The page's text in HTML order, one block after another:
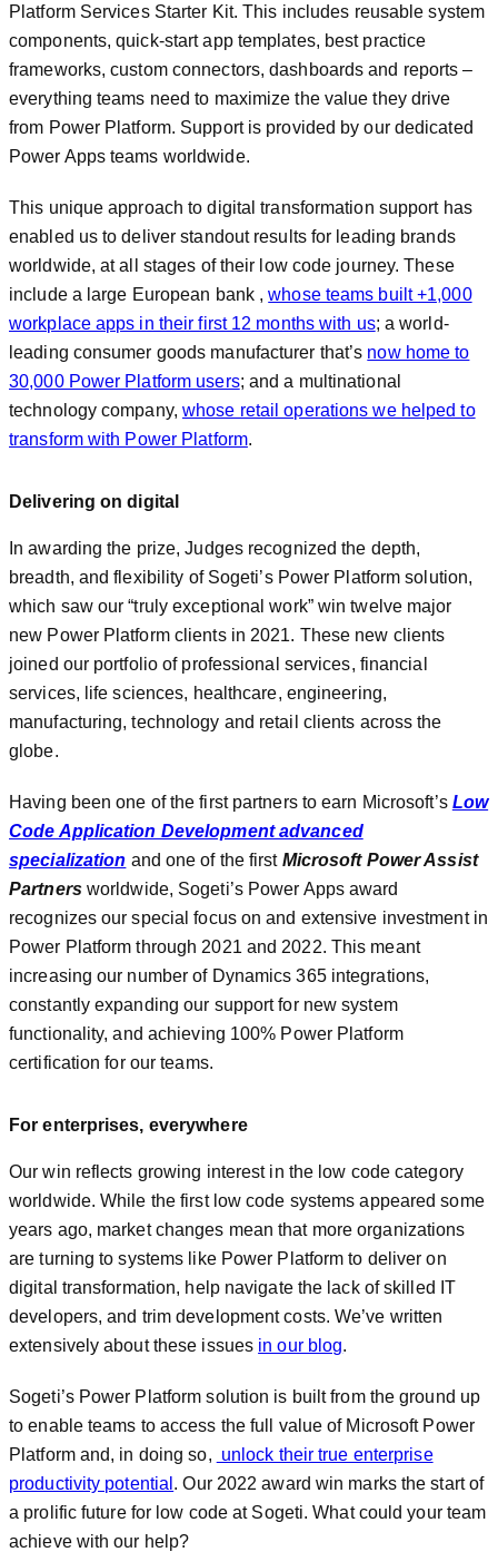
Platform Services Starter Kit. This includes reusable system
components, quick-start app templates, best practice
frameworks, custom connectors, dashboards and reports –
everything teams need to maximize the value they drive
from Power Platform. Support is provided by our dedicated
Power Apps teams worldwide.
This unique approach to digital transformation support has
enabled us to deliver standout results for leading brands
worldwide, at all stages of their low code journey. These
include a large European bank ,whose teams built +1,000
workplace apps in their first 12 months with us; a world-
leading consumer goods manufacturer that’s now home to
30,000 Power Platform users; and a multinational
technology company,whose retail operations we helped to
transform with Power Platform.
Delivering on digital
In awarding the prize, Judges recognized the depth,
breadth, and flexibility of Sogeti’s Power Platform solution,
which saw our “truly exceptional work” win twelve major
new Power Platform clients in 2021. These new clients
joined our portfolio of professional services, financial
services, life sciences, healthcare, engineering,
manufacturing, technology and retail clients across the
globe.
Having been one of the first partners to earn Microsoft’s Low
Code Application Development advanced
specialization and one of the first Microsoft Power Assist
Partners worldwide, Sogeti’s Power Apps award
recognizes our special focus on and extensive investment in
Power Platform through 2021 and 2022. This meant
increasing our number of Dynamics 365 integrations,
constantly expanding our support for new system
functionality, and achieving 100% Power Platform
certification for our teams.
For enterprises, everywhere
Our win reflects growing interest in the low code category
worldwide. While the first low code systems appeared some
years ago, market changes mean that more organizations
are turning to systems like Power Platform to deliver on
digital transformation, help navigate the lack of skilled IT
developers, and trim development costs. We’ve written
extensively about these issues in our blog.
Sogeti’s Power Platform solution is built from the ground up
to enable teams to access the full value of Microsoft Power
Platform and, in doing so, unlock their true enterprise
productivity potential . Our 2022 award win marks the start of
a prolific future for low code at Sogeti. What could your team
achieve with our help?